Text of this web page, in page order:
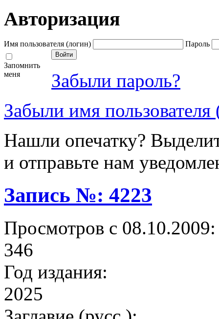
Авторизация
Имя пользователя (логин) Пароль
Запомнить
меня
Забыли пароль?
Забыли имя пользователя
Нашли опечатку?
и отправьте нам
Запись №: 4223
Просмотров с 08.10.2009:
346
Год издания:
2025